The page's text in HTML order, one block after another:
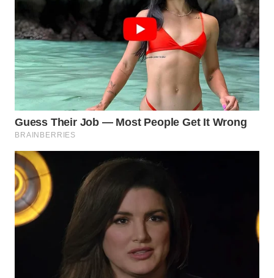
WN
DAIRI
WN
DANAU
TOBA
WN
NIAS
WN
LANGKAT
WN
TAPANULI